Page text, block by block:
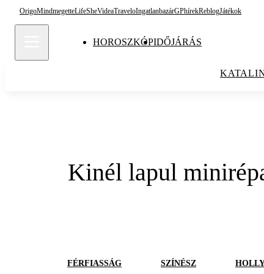
OrigoMindmegetteLifeSheVideaTraveloIngatlanbazárGPhírekReblogJátékok
HOROSZKÓPIDŐJÁRÁS
Kinél lapul
FÉRFIASSÁG SZÍNÉSZ